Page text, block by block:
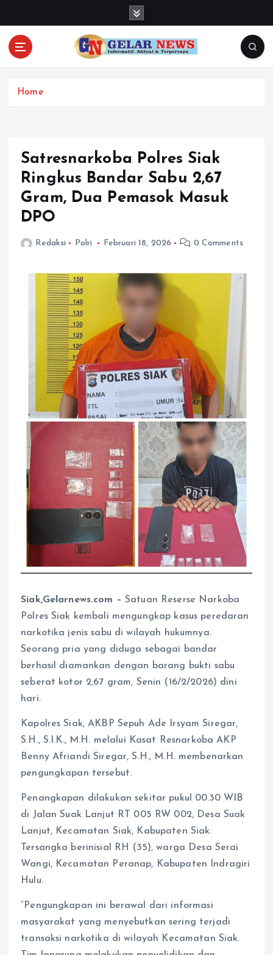
Home
Satresnarkoba Polres Siak
Ringkus Bandar Sabu 2,67
Gram, Dua Pemasok Masuk
DPO
Redaksi Polri Februari 18, 2026 0 Comments
Siak,Gelarnews.com – Satuan Reserse Narkoba
Polres Siak kembali mengungkap kasus peredaran
narkotika jenis sabu di wilayah hukumnya.
Seorang pria yang diduga sebagai bandar
berhasil diamankan dengan barang bukti sabu
seberat kotor 2,67 gram, Senin (16/2/2026) dini
hari.
Kapolres Siak, AKBP Sepuh Ade Irsyam Siregar,
S.H., S.I.K., M.H. melalui Kasat Resnarkoba AKP
Benny Afriandi Siregar, S.H., M.H. membenarkan
pengungkapan tersebut.
Penangkapan dilakukan sekitar pukul 00.30 WIB
di Jalan Suak Lanjut RT 005 RW 002, Desa Suak
Lanjut, Kecamatan Siak, Kabupaten Siak.
Tersangka berinisial RH (35), warga Desa Serai
Wangi, Kecamatan Peranap, Kabupaten Indragiri
Hulu.
“Pengungkapan ini berawal dari informasi
masyarakat yang menyebutkan sering terjadi
transaksi narkotika di wilayah Kecamatan Siak.